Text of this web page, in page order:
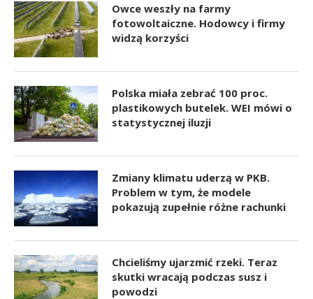
Owce weszły na farmy
fotowoltaiczne. Hodowcy i firmy
widzą korzyści
Polska miała zebrać 100 proc.
plastikowych butelek. WEI mówi o
statystycznej iluzji
Zmiany klimatu uderzą w PKB.
Problem w tym, że modele
pokazują zupełnie różne rachunki
Chcieliśmy ujarzmić rzeki. Teraz
skutki wracają podczas susz i
powodzi